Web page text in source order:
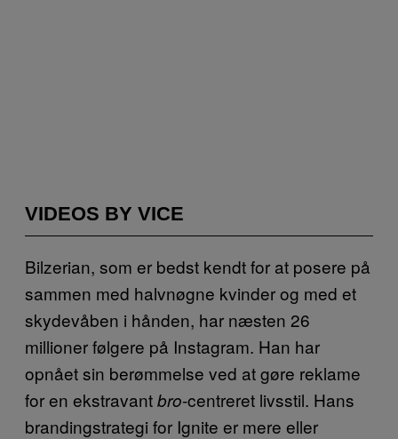
VIDEOS BY VICE
Bilzerian, som er bedst kendt for at posere på
sammen med halvnøgne kvinder og med et
skydevåben i hånden, har næsten 26
millioner følgere på Instagram. Han har
opnået sin berømmelse ved at gøre reklame
for en ekstravantbro-centreret livsstil. Hans
brandingstrategi for Ignite er mere eller